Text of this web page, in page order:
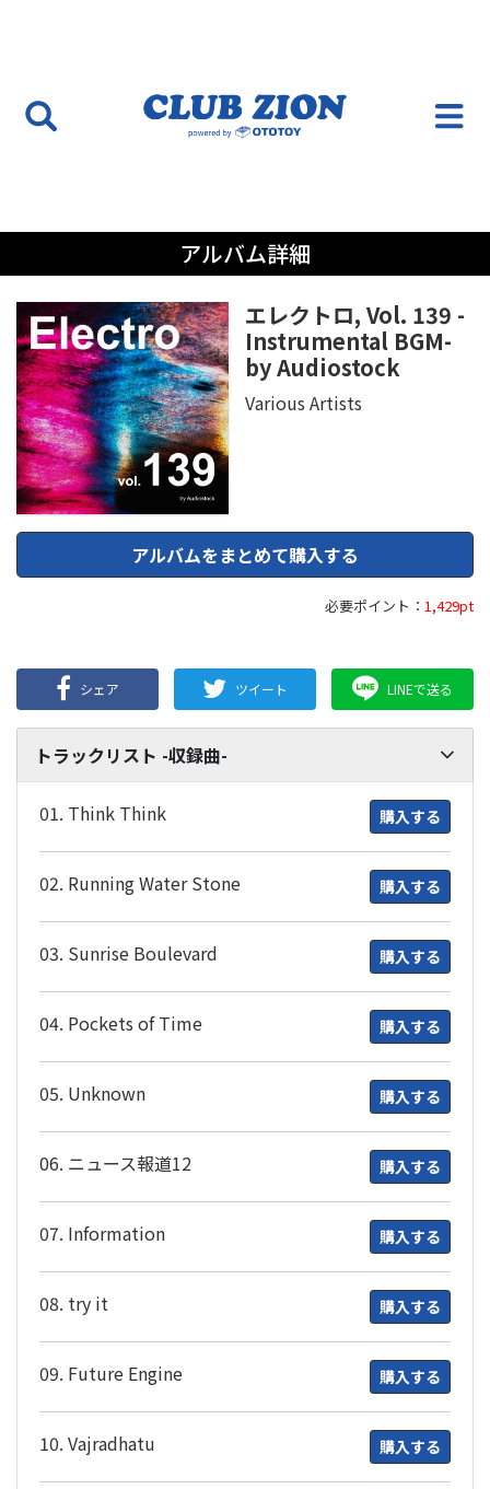
アルバム詳細
エレクトロ, Vol. 139 -
Instrumental BGM-
by Audiostock
Various Artists
アルバムをまとめて購入する
必要ポイント： 1,429pt
シェア ツイート LINEで送る
トラックリスト -収録曲-
01. Think Think 購入する
02. Running Water Stone 購入する
03. Sunrise Boulevard 購入する
04. Pockets of Time 購入する
05. Unknown 購入する
06. ニュース報道12 購入する
07. Information 購入する
08. try it 購入する
09. Future Engine 購入する
10. Vajradhatu 購入する